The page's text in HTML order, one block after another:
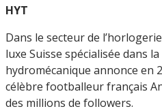
HYT
Dans le secteur de
luxe Suisse spécialisée dans
hydromécanique annonce en
célèbre footballeur français
des millions de followers.